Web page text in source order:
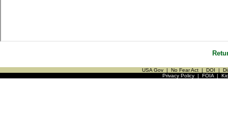
USA Gov | No Fear Act | DOI |
Privacy Policy| FOIA|